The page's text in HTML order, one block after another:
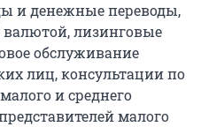
и денежные переводы,
лизинговые
обслуживание
лиц, консультации по
и среднего
малого